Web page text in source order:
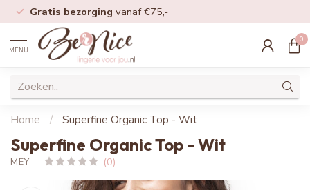
Gratis bezorging vanaf €75,-
MENU
0
Home / Superfine Organic Top - Wit
Superfine Organic Top - Wit
MEY (0)